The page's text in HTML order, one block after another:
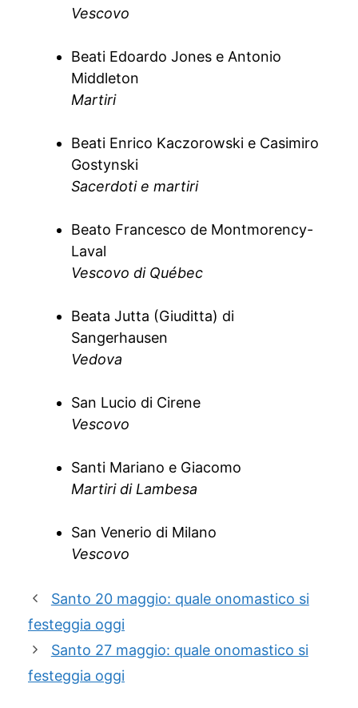
Vescovo
Beati Edoardo Jones e Antonio
Middleton
Martiri
Beati Enrico Kaczorowski e Casimiro
Gostynski
Sacerdoti e martiri
Beato Francesco de Montmorency-
Laval
Vescovo di Québec
Beata Jutta (Giuditta) di
Sangerhausen
Vedova
San Lucio di Cirene
Vescovo
Santi Mariano e Giacomo
Martiri di Lambesa
San Venerio di Milano
Vescovo
Santo 20 maggio: quale onomastico si
festeggia oggi
Santo 27 maggio: quale onomastico si
festeggia oggi